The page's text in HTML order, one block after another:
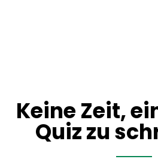
Keine Zeit,
Quiz zu